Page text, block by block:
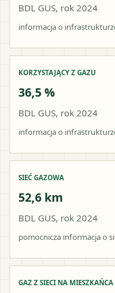
BDL GUS, rok 2024
informacja o
KORZYSTAJĄCY Z GAZU
36,5 %
BDL GUS, rok 2024
informacja o
SIEĆ GAZOWA
52,6 km
BDL GUS, rok 2024
pomocnicza informacja o
GAZ Z SIECI NA MIESZKAŃCA